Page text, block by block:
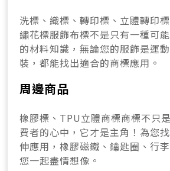
洗標、織標、轉印標、立體轉印
繡花標服飾布標不是只有一種可
的材料知識，無論您的服飾是運
裝，都能找出適合的商標應用。
周邊商品
橡膠標、TPU立體商標商標不只
費者的心中，它才是主角！為您
伸應用，橡膠磁鐵、鑰匙圈、行
您一起盡情想像。